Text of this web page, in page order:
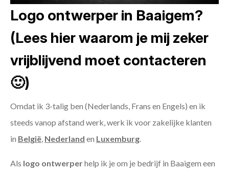
Logo ontwerper in Baaigem?
(Lees hier waarom je mij zeker
vrijblijvend moet contacteren
🙂)
Omdat ik 3-talig ben (Nederlands, Frans en Engels) en ik
steeds vanop afstand werk, werk ik voor zakelijke klanten
in België, Nederland en Luxemburg.
Als logo ontwerperhelp ik je om je bedrijf in Baaigem een